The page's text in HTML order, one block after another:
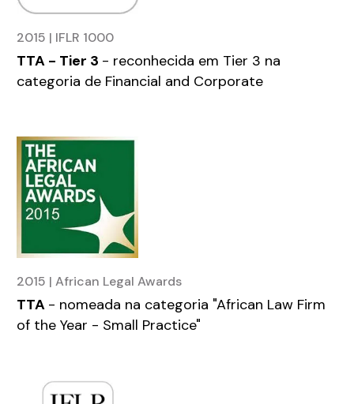
2015 | IFLR 1000
TTA - Tier 3 - reconhecida em Tier 3 na
categoria de Financial and Corporate
2015 | African Legal Awards
TTA - nomeada na categoria "African Law Firm
of the Year - Small Practice"